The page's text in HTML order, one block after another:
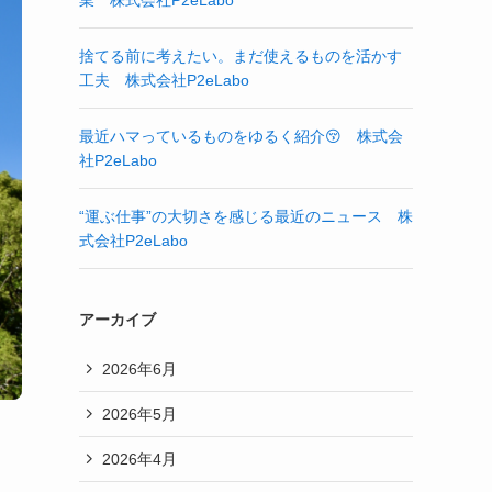
捨てる前に考えたい。まだ使えるものを活かす
工夫 株式会社P2eLabo
最近ハマっているものをゆるく紹介😚 株式会
社P2eLabo
“運ぶ仕事”の大切さを感じる最近のニュース 株
式会社P2eLabo
アーカイブ
2026年6月
2026年5月
2026年4月